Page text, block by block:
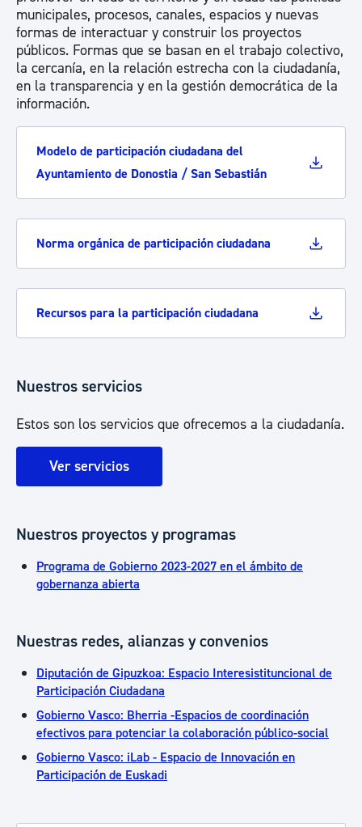
municipales, procesos, canales, espacios y nuevas
formas de interactuar y construir los proyectos
públicos. Formas que se basan en el trabajo colectivo,
la cercanía, en la relación estrecha con la ciudadanía,
en la transparencia y en la gestión democrática de la
información.
Modelo de participación ciudadana del
Ayuntamiento de Donostia / San Sebastián
Norma orgánica de participación ciudadana
Recursos para la participación ciudadana
Nuestros servicios
Estos son los servicios que ofrecemos a la ciudadanía.
Ver servicios
Nuestros proyectos y programas
Programa de Gobierno 2023-2027 en el ámbito de
gobernanza abierta
Nuestras redes, alianzas y convenios
Diputación de Gipuzkoa: Espacio Interesistituncional de
Participación Ciudadana
Gobierno Vasco: Bherria -Espacios de coordinación
efectivos para potenciar la colaboración público-social
Gobierno Vasco: iLab - Espacio de Innovación en
Participación de Euskadi